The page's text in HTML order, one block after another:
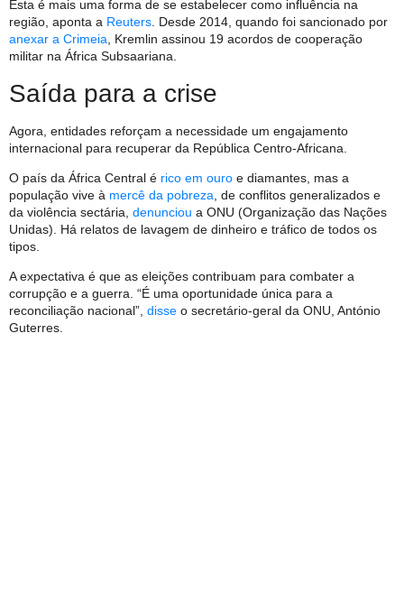
Esta é mais uma forma de se estabelecer como influência na
região, aponta a Reuters. Desde 2014, quando foi sancionado por
anexar a Crimeia, Kremlin assinou 19 acordos de cooperação
militar na África Subsaariana.
Saída para a crise
Agora, entidades reforçam a necessidade um engajamento
internacional para recuperar da República Centro-Africana.
O país da África Central é rico em ouro e diamantes, mas a
população vive à mercê da pobreza , de conflitos generalizados e
da violência sectária, denunciou a ONU (Organização das Nações
Unidas). Há relatos de lavagem de dinheiro e tráfico de todos os
tipos.
A expectativa é que as eleições contribuam para combater a
corrupção e a guerra. “É uma oportunidade única para a
reconciliação nacional”, disse o secretário-geral da ONU, António
Guterres.